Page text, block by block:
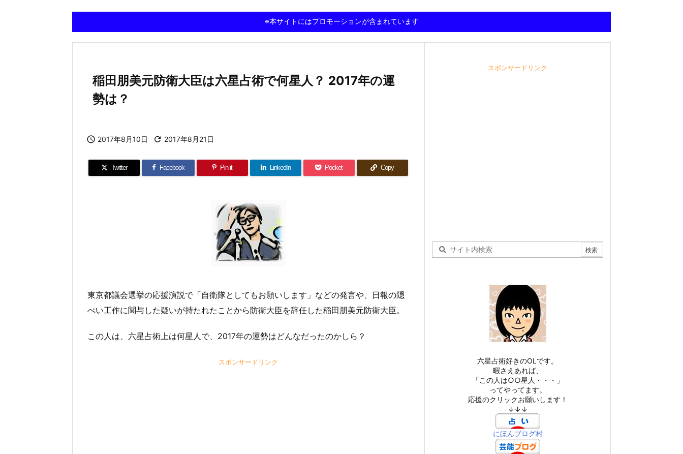
※本サイトにはプロモーションが含まれています
稲田朋美元防衛大臣は六星占術で何星人？ 2017年の運
勢は？
 2017年8月10日  2017年8月21日
Twitter Facebook Pin it LinkedIn Pocket Copy
東京都議会選挙の応援演説で「自衛隊としてもお願いします」などの発言や、日報の隠
ぺい工作に関与した疑いが持たれたことから防衛大臣を辞任した稲田朋美元防衛大臣。
この人は、六星占術上は何星人で、2017年の運勢はどんなだったのかしら？
スポンサードリンク
スポンサードリンク
六星占術好きのOLです。
暇さえあれば、
「この人は○○星人・・・」
ってやってます。
応援のクリックお願いします！
↓↓↓
にほんブログ村